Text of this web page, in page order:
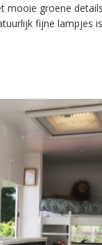
mooie groene
fijne lampjes